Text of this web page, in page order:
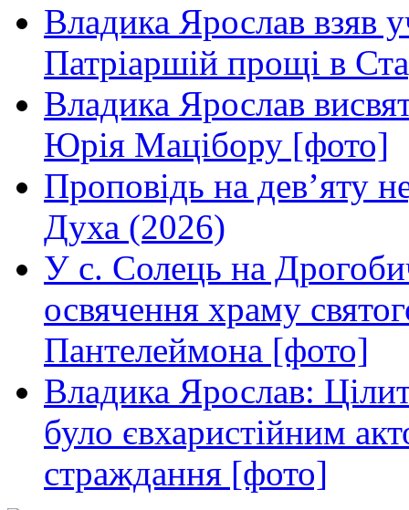
Владика Ярослав взяв
Патріаршій прощі в
Владика Ярослав
Юрія Мацібору [фото]
Проповідь на дев’яту
Духа (2026)
У с. Солець на
освячення храму
Пантелеймона [фото]
Владика Ярослав:
було євхаристійним
страждання [фото]